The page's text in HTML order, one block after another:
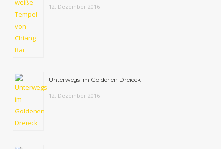
12. Dezember 2016
Unterwegs im Goldenen Dreieck
12. Dezember 2016